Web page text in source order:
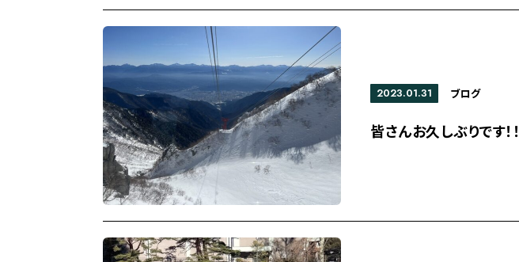
2023.01.31 ブログ
皆さんお久しぶりです！！